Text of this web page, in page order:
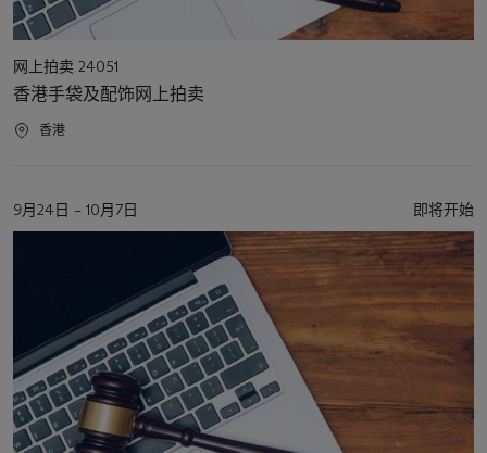
活
动
类
型
网上拍卖 24051
香港手袋及配饰网上拍卖
活
香港
活
动
9月24日 – 10月7日 即将开始